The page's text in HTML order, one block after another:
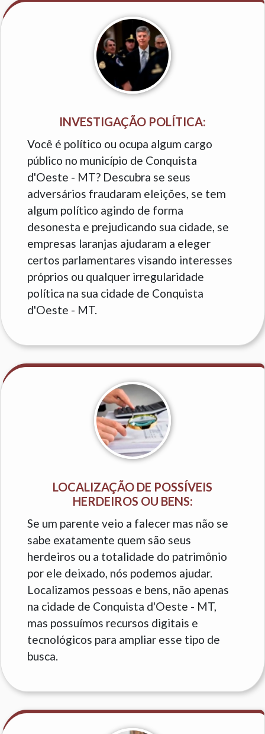
INVESTIGAÇÃO POLÍTICA:
Você é político ou ocupa algum cargo
público no município de Conquista
d'Oeste - MT? Descubra se seus
adversários fraudaram eleições, se tem
algum político agindo de forma
desonesta e prejudicando sua cidade, se
empresas laranjas ajudaram a eleger
certos parlamentares visando interesses
próprios ou qualquer irregularidade
política na sua cidade de Conquista
d'Oeste - MT.
LOCALIZAÇÃO DE POSSÍVEIS
HERDEIROS OU BENS:
Se um parente veio a falecer mas não se
sabe exatamente quem são seus
herdeiros ou a totalidade do patrimônio
por ele deixado, nós podemos ajudar.
Localizamos pessoas e bens, não apenas
na cidade de Conquista d'Oeste - MT,
mas possuímos recursos digitais e
tecnológicos para ampliar esse tipo de
busca.